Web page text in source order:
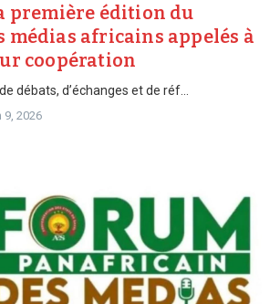
première édition du
médias africains appelés à
coopération
débats, d’échanges et de réf...
9, 2026